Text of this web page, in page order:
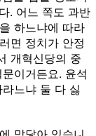
. 어느 쪽도 과반
하느냐에 따라
면 정치가 안정
개혁신당의 중
이거든요. 윤석
느냐 둘 다 싫